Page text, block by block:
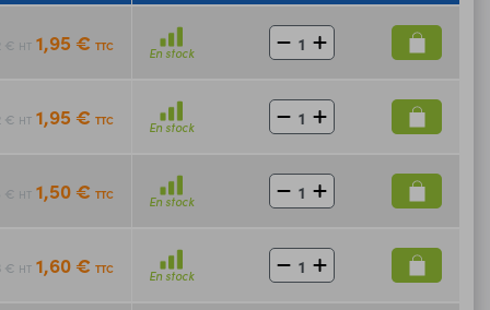
€ HT 1,95 €TTC En stock
€ HT 1,95 €TTC En stock
€ HT 1,50 €TTC En stock
€ HT 1,60 € TTC En stock